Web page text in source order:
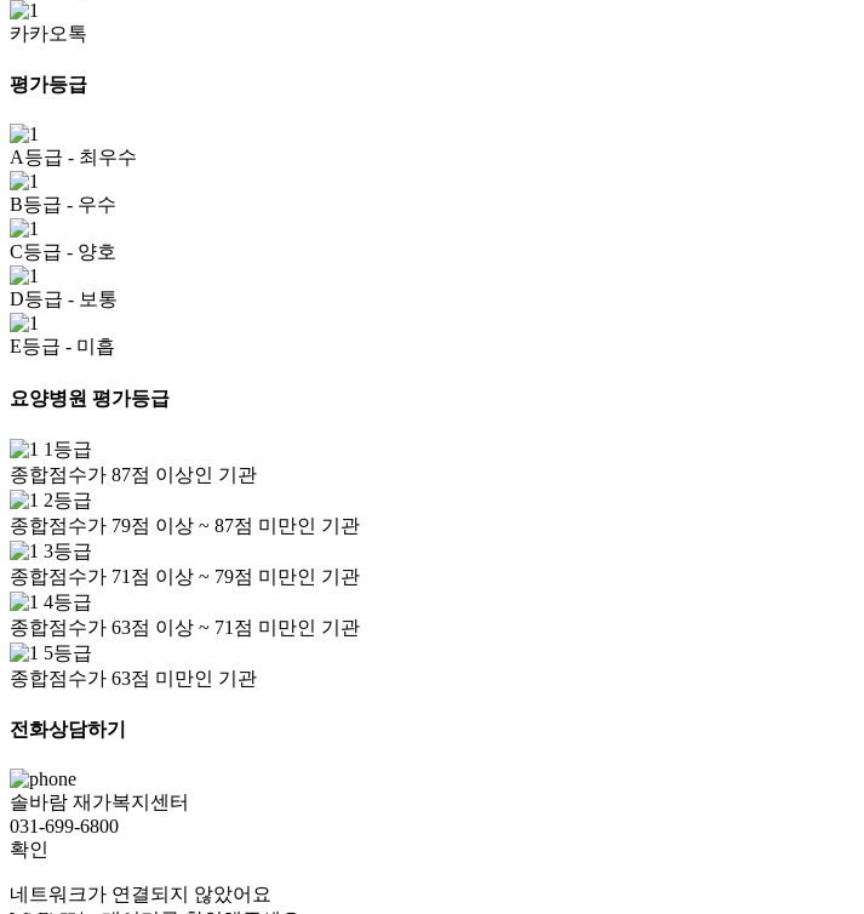
카카오톡
평가등급
A등급 - 최우수
B등급 - 우수
C등급 - 양호
D등급 - 보통
E등급 - 미흡
요양병원 평가등급
1등급
종합점수가 87점 이상인 기관
2등급
종합점수가 79점 이상 ~ 87점 미만인 기관
3등급
종합점수가 71점 이상 ~ 79점 미만인 기관
4등급
종합점수가 63점 이상 ~ 71점 미만인 기관
5등급
종합점수가 63점 미만인 기관
전화상담하기
솔바람 재가복지센터
031-699-6800
확인
네트워크가 연결되지 않았어요